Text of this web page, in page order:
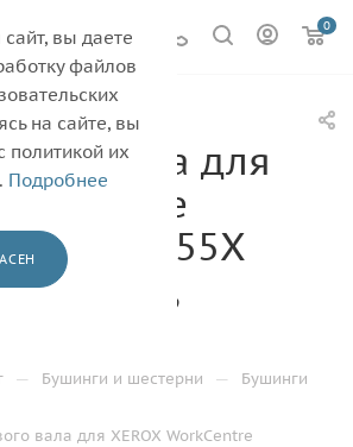
0
вала для
3655S/3655X
шт/компл,
— Бушинги и шестерни — Бушинги
вала для XEROX WorkCentre
вы даете
файлов
на сайте, вы
политикой их
Подробнее